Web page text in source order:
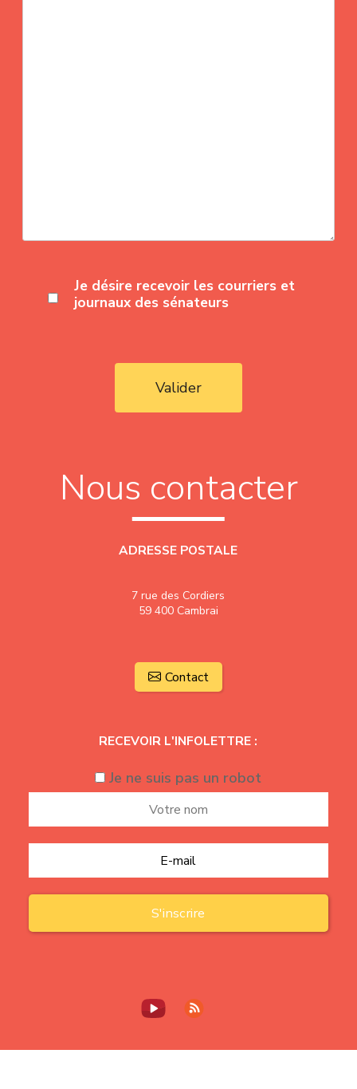
Je désire recevoir les courriers et
journaux des sénateurs
Valider
Nous contacter
ADRESSE POSTALE
7 rue des Cordiers
59 400 Cambrai
Contact
RECEVOIR L'INFOLETTRE :
Je ne suis pas un robot